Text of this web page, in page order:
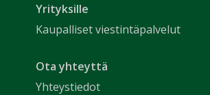
Yrityksille
Kaupalliset viestintäpalvelut
Ota yhteyttä
Yhteystiedot